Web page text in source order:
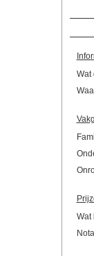
Wat
Wat